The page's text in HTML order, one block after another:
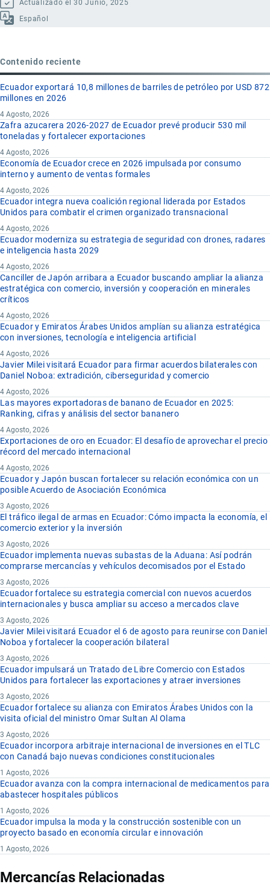
Actualizado el 30 Junio, 2025
Español
Contenido reciente
Ecuador exportará 10,8 millones de barriles de petróleo por USD 872
millones en 2026
4 Agosto, 2026
Zafra azucarera 2026-2027 de Ecuador prevé producir 530 mil
toneladas y fortalecer exportaciones
4 Agosto, 2026
Economía de Ecuador crece en 2026 impulsada por consumo
interno y aumento de ventas formales
4 Agosto, 2026
Ecuador integra nueva coalición regional liderada por Estados
Unidos para combatir el crimen organizado transnacional
4 Agosto, 2026
Ecuador moderniza su estrategia de seguridad con drones, radares
e inteligencia hasta 2029
4 Agosto, 2026
Canciller de Japón arribara a Ecuador buscando ampliar la alianza
estratégica con comercio, inversión y cooperación en minerales
críticos
4 Agosto, 2026
Ecuador y Emiratos Árabes Unidos amplían su alianza estratégica
con inversiones, tecnología e inteligencia artificial
4 Agosto, 2026
Javier Milei visitará Ecuador para firmar acuerdos bilaterales con
Daniel Noboa: extradición, ciberseguridad y comercio
4 Agosto, 2026
Las mayores exportadoras de banano de Ecuador en 2025:
Ranking, cifras y análisis del sector bananero
4 Agosto, 2026
Exportaciones de oro en Ecuador: El desafío de aprovechar el precio
récord del mercado internacional
4 Agosto, 2026
Ecuador y Japón buscan fortalecer su relación económica con un
posible Acuerdo de Asociación Económica
3 Agosto, 2026
El tráfico ilegal de armas en Ecuador: Cómo impacta la economía, el
comercio exterior y la inversión
3 Agosto, 2026
Ecuador implementa nuevas subastas de la Aduana: Así podrán
comprarse mercancías y vehículos decomisados por el Estado
3 Agosto, 2026
Ecuador fortalece su estrategia comercial con nuevos acuerdos
internacionales y busca ampliar su acceso a mercados clave
3 Agosto, 2026
Javier Milei visitará Ecuador el 6 de agosto para reunirse con Daniel
Noboa y fortalecer la cooperación bilateral
3 Agosto, 2026
Ecuador impulsará un Tratado de Libre Comercio con Estados
Unidos para fortalecer las exportaciones y atraer inversiones
3 Agosto, 2026
Ecuador fortalece su alianza con Emiratos Árabes Unidos con la
visita oficial del ministro Omar Sultan Al Olama
3 Agosto, 2026
Ecuador incorpora arbitraje internacional de inversiones en el TLC
con Canadá bajo nuevas condiciones constitucionales
1 Agosto, 2026
Ecuador avanza con la compra internacional de medicamentos para
abastecer hospitales públicos
1 Agosto, 2026
Ecuador impulsa la moda y la construcción sostenible con un
proyecto basado en economía circular e innovación
1 Agosto, 2026
Mercancías Relacionadas